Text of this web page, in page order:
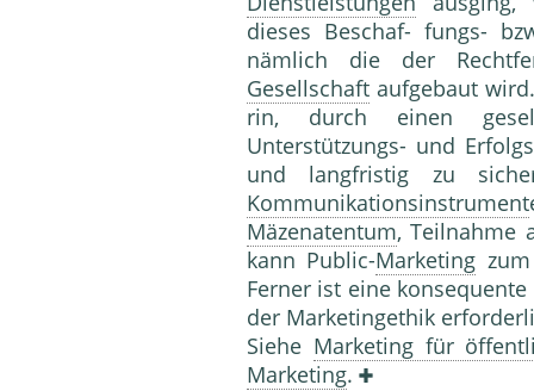
dieses Beschaf- fungs-
nämlich die der
Gesellschaft aufgebaut
rin, durch einen
Unterstützungs- und
und langfristig zu
Kommunikationsinstrument
Mäzenatentum, Teilnahme
kann Public-Marketing
Ferner ist eine
der Marketingethik
Siehe Marketing für
Marketing.